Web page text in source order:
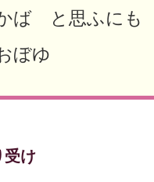
ば と思ふにも
ぼゆ
受け